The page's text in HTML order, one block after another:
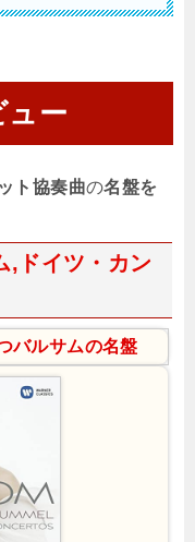
ュー
ト協奏曲の名盤を
,ドイツ・カン
バルサムの名盤